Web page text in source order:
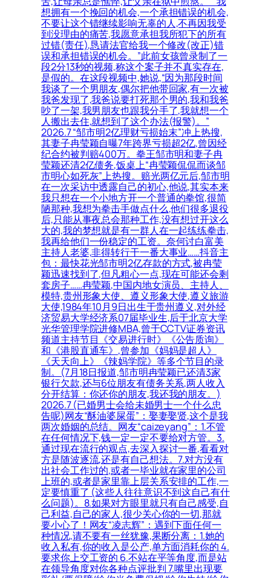
想拥有一个挽回的机会,一个承担错误的机会,
不要让这个错继续影响无辜的人,不再因我受
到没理由的痛苦,我愿意承担我所犯下的所有
过错(责任),恳请法官给我一个修改(改正)错
误和承担错误的机会。”此前女孩曾录制了一
段2分13秒的视频,称这个案子并不真实存在,
是假的。在这段视频中,她说,“因为那段时间
我谈了一个男朋友,偶尔把他带回家,有一次被
我爸发现了,我爸说要打死那个男的,我和我爸
吵了一架,我男朋友也跟我分手了,我就想一个
人搬出去住,就想到了这个办法(报警)。”
2026.7 “邹市明2亿理财亏损始末”冲上热搜,
其妻子冉莹颖自曝7年跨界亏损超2亿,曾因经
纪合约被判赔400万。拳王邹市明和妻子冉
莹颖还清2亿债务,饭桌上“冉莹颖侃侃而谈邹
市明心如死灰”上热搜。赔光两亿元后,邹市明
在一次采访中透露自己的初心,他说,其实本来
我只想在一个小地方开一个普通的拳馆,很简
陋那种,我想为拳击手做点什么,他们很多退役
后,只能从事夜总会那种工作,没有想过开这么
大的,我的梦想就是有一群人在一起练练拳击,
我再给他们一份稳定的工资。奈何讨白富美
主持人老婆,非得转行干一番大事业……抖音主
包：最快花光邹市明2亿存款的方式,被冉莹
颖迅速找到了,但凡粗心一点,现在可能还会剩
套房子……冉莹颖,中国内地女演员、主持人、
模特,贵州形象大使、遵义形象大使,遵义旅游
大使,1984年10月9日出生于贵州遵义,对外经
济贸易大学经济系07届毕业生,后于北京大学
光华管理学院进修MBA,曾于CCTV证券资讯
频道主持节目《交易进行时》《公告质询》
和《港股直通车》,曾参加《妈妈是超人》
《天天向上》《辣妈学院》等多个节目的录
制。(7月18日报道,邹市明冉莹颖已还清3家
银行欠款,还与6位朋友有债务关系,两人收入
分开结算：你还你的朋友,我还我的朋友。)
2026.7 (已婚男士会给未婚男士一个什么忠
告呢)网友“酥油婆屎蛋”：娶妻娶贤,这个是我
两次婚姻的总结。网友“caizeyang”：1.不管
在任何情况下,钱一定一定不要给对方管。3.
通过现在流行的观点,去深入探讨一番,看看对
方是随波逐流,还是有自己想法。7.对方没有
出社会工作过的,或者一毕业就在家里的公司
上班的,或者是家里靠上层关系安排的工作,一
定要慎重了 (这些人往往意识不到这自己有什
么问题)。8.如果对方眼里就只有自己感受,自
己利益,自己的家人,很少关心你的一切,那就
要小心了！网友“凌志辉”：遇到下面任何一
种情况,请不要有一丝犹豫,果断分离：1.她的
收入私有,你的收入是公产,单方面消耗你的 4.
要求你上交工资的 6.不站在平等角度,而是站
在领导角度对你各种点评批判 7.嘴里出现要